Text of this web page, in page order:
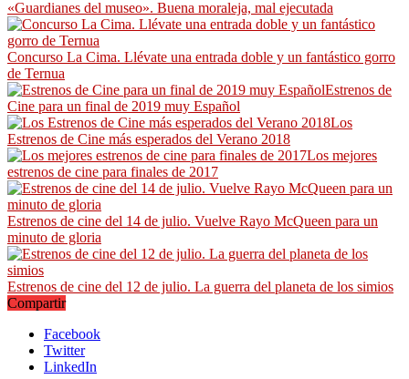
«Guardianes del museo». Buena moraleja, mal ejecutada
Concurso La Cima. Llévate una entrada doble y un fantástico gorro
de Ternua
Estrenos de
Cine para un final de 2019 muy Español
Los
Estrenos de Cine más esperados del Verano 2018
Los mejores
estrenos de cine para finales de 2017
Estrenos de cine del 14 de julio. Vuelve Rayo McQueen para un
minuto de gloria
Estrenos de cine del 12 de julio. La guerra del planeta de los simios
Compartir
Facebook
Twitter
LinkedIn